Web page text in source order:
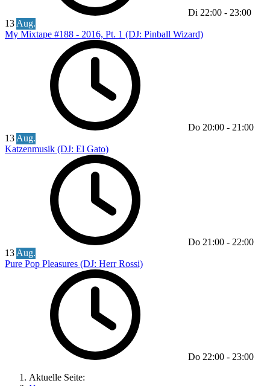
Di 22:00 - 23:00
13 Aug.
My Mixtape #188 - 2016, Pt. 1 (DJ: Pinball Wizard)
Do 20:00 - 21:00
13 Aug.
Katzenmusik (DJ: El Gato)
Do 21:00 - 22:00
13 Aug.
Pure Pop Pleasures (DJ: Herr Rossi)
Do 22:00 - 23:00
Aktuelle Seite: